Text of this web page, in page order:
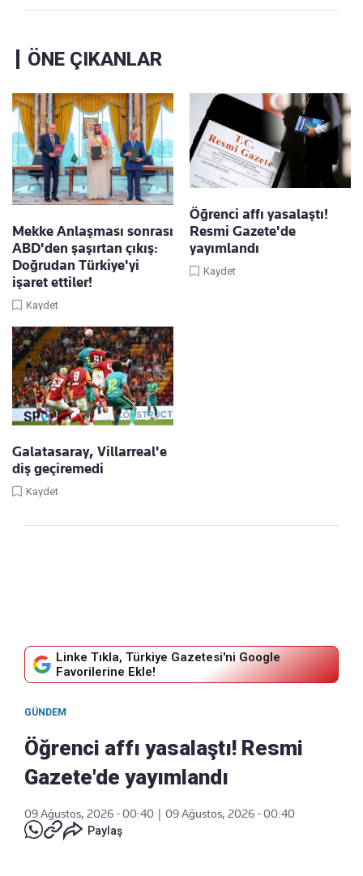
ÖNE ÇIKANLAR
Mekke Anlaşması sonrası
ABD'den şaşırtan çıkış:
Doğrudan Türkiye'yi
işaret ettiler!
Kaydet
Öğrenci affı yasalaştı!
Resmi Gazete'de
yayımlandı
Kaydet
Galatasaray, Villarreal'e
diş geçiremedi
Kaydet
Linke Tıkla, Türkiye Gazetesi'ni Google
Favorilerine Ekle!
GÜNDEM
Öğrenci affı yasalaştı! Resmi
Gazete'de yayımlandı
09 Ağustos, 2026 - 00:40
09 Ağustos, 2026 - 00:40
Paylaş